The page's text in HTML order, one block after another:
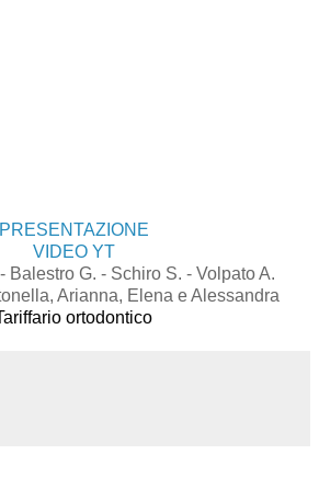
PRESENTAZIONE
VIDEO YT
Balestro G. - Schiro S. - Volpato A.
Arianna, Elena e Alessandra
ortodontico